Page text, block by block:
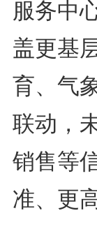
服务中
盖更基
育、气
联动，
销售等
准、更